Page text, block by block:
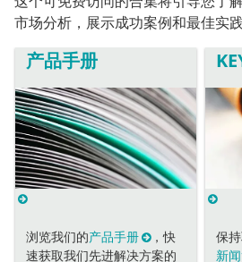
市场分析，展示成功案例和最佳实
产品手册
浏览我们的产品手册
，快
速获取我们先进解决方案的
保
新